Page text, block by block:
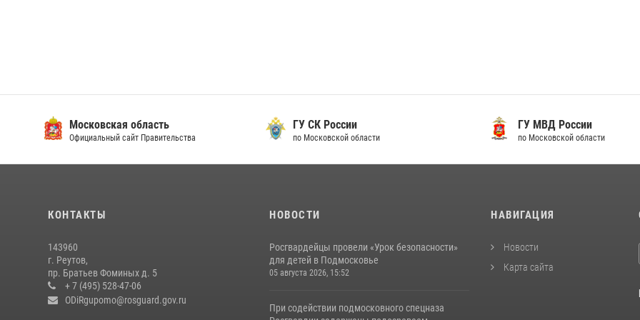
Московская область
Официальный сайт Правительства
ГУ СК России
по Московской области
ГУ МВД России
по Московской области
КОНТАКТЫ
143960
г. Реутов,
пр. Братьев Фоминых д. 5
+ 7 (495) 528-47-06
ODiRgupomo@rosguard.gov.ru
НОВОСТИ
Росгвардейцы провели «Урок безопасности»
для детей в Подмосковье
05 августа 2026, 15:52
При содействии подмосковного спецназа
НАВИГАЦИЯ
Новости
Карта сайта